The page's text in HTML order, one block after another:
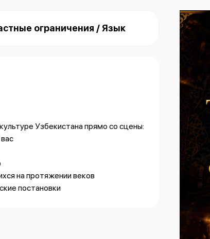
ограничения / Язык
Узбекистана прямо со сцены:
на протяжении веков
постановки